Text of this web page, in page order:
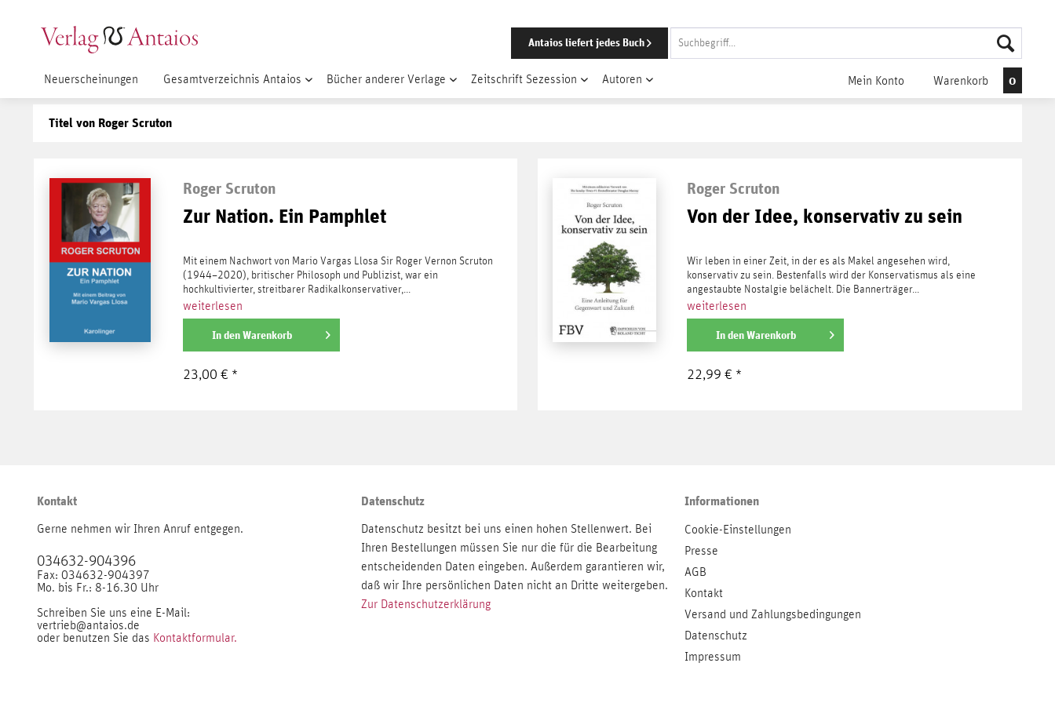
Antaios liefert jedes Buch
Neuerscheinungen Gesamtverzeichnis Antaios Bücher anderer Verlage Zeitschrift Sezession Autoren Mein Konto Warenkorb 0
Titel von Roger Scruton
Roger Scruton
Zur Nation. Ein Pamphlet
Mit einem Nachwort von Mario Vargas Llosa Sir Roger Vernon Scruton
(1944–2020), britischer Philosoph und Publizist, war ein
hochkultivierter, streitbarer Radikalkonservativer,...
weiterlesen
In den Warenkorb
23,00 € *
Roger Scruton
Von der Idee, konservativ zu sein
Wir leben in einer Zeit, in der es als Makel angesehen wird,
konservativ zu sein. Bestenfalls wird der Konservatismus als eine
angestaubte Nostalgie belächelt. Die Bannerträger...
weiterlesen
In denWarenkorb
22,99 € *
Kontakt
Gerne nehmen wir Ihren Anruf entgegen.
034632-904396
Fax: 034632-904397
Mo. bis Fr.: 8-16.30 Uhr
Schreiben Sie uns eine E-Mail:
vertrieb@antaios.de
oder benutzen Sie das Kontaktformular.
Datenschutz
Datenschutz besitzt bei uns einen hohen Stellenwert. Bei
Ihren Bestellungen müssen Sie nur die für die Bearbeitung
entscheidenden Daten eingeben. Außerdem garantieren wir,
daß wir Ihre persönlichen Daten nicht an Dritte weitergeben.
Zur Datenschutzerklärung
Informationen
Cookie-Einstellungen
Presse
AGB
Kontakt
Versand und Zahlungsbedingungen
Datenschutz
Impressum